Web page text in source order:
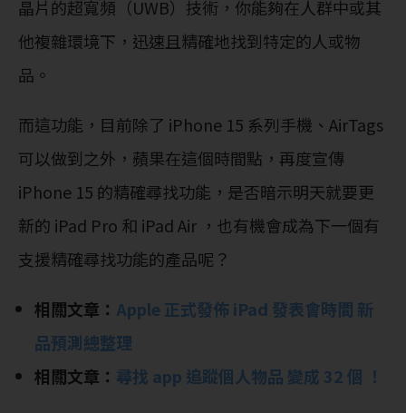
晶片的超寬頻（UWB）技術，你能夠在人群中或其
他複雜環境下，迅速且精確地找到特定的人或物
品。
而這功能，目前除了 iPhone 15 系列手機、AirTags
可以做到之外，蘋果在這個時間點，再度宣傳
iPhone 15 的精確尋找功能，是否暗示明天就要更
新的 iPad Pro 和 iPad Air ，也有機會成為下一個有
支援精確尋找功能的產品呢？
相關文章： Apple 正式發佈 iPad 發表會時間 新
品預測總整理
相關文章： 尋找 app 追蹤個人物品 變成 32 個 ！